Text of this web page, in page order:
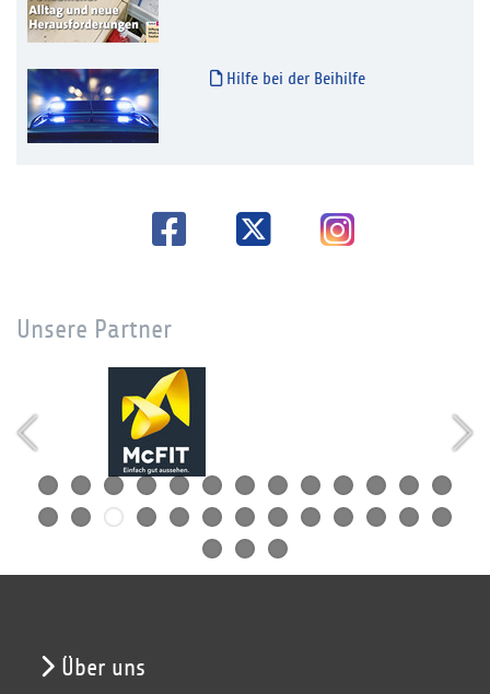
Hilfe bei der Beihilfe
Unsere Partner
Über uns